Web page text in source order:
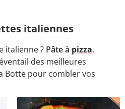
italiennes
italienne ? Pâte à pizza,
des meilleures
Botte pour combler vos